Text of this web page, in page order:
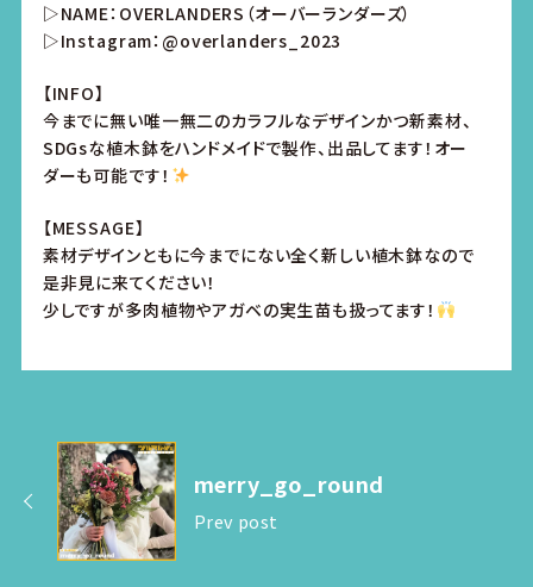
▷NAME：OVERLANDERS（オーバーランダーズ）
▷Instagram：@overlanders_2023
【INFO】
今までに無い唯一無二のカラフルなデザインかつ新素材、
SDGsな植木鉢をハンドメイドで製作、出品してます！オー
ダーも可能です！
【MESSAGE】
素材デザインともに今までにない全く新しい植木鉢なので
是非見に来てください！
少しですが多肉植物やアガベの実生苗も扱ってます！
merry_go_round
Prev post